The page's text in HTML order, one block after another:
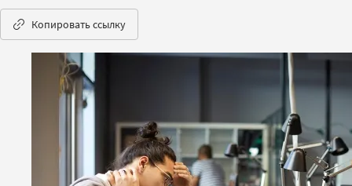
Копировать ссылку